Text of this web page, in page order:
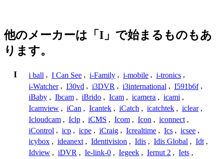
他のメーカーは「I」で始まるものもあ
ります。
I i ball , I Can See , i-Family , i-mobile , i-tronics ,
i-Watcher , I30vd , i3DVR , i3international , I591b6f ,
iBaby , Ibcam , iBrido , Icam , icamera , icami ,
Icamview , iCan , Icantek , iCatch , icatchtek , iclear ,
Icloudcam , Iclp , iCMS , Icom , Icon , iconnect ,
iControl , icp , icpe , iCraig , Icrealtime , Ics , icsee ,
icybox , ideanext , Identivision , Idis , Idis Global , Idt ,
Idview , iDVR , Ie-link-0 , Iegeek , Iernut 2 , Iets ,